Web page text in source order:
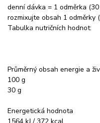
denní dávka = 1 odměrka (30
rozmixujte obsah 1 odměrky
Tabulka nutričních hodnot:
Průměrný obsah energie a
100 g
30 g
Energetická hodnota
1564 kJ / 372 kcal